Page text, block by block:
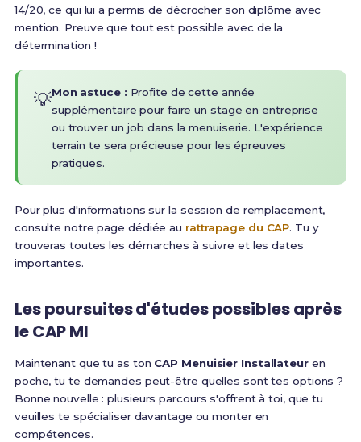
14/20, ce qui lui a permis de décrocher son diplôme avec
mention. Preuve que tout est possible avec de la
détermination !
💡Mon astuce : Profite de cette année
supplémentaire pour faire un stage en entreprise
ou trouver un job dans la menuiserie. L'expérience
terrain te sera précieuse pour les épreuves
pratiques.
Pour plus d'informations sur la session de remplacement,
consulte notre page dédiée au rattrapage du CAP. Tu y
trouveras toutes les démarches à suivre et les dates
importantes.
Les poursuites d'études possibles après
le CAP MI
Maintenant que tu as ton CAP Menuisier Installateuren
poche, tu te demandes peut-être quelles sont tes options ?
Bonne nouvelle : plusieurs parcours s'offrent à toi, que tu
veuilles te spécialiser davantage ou monter en
compétences.